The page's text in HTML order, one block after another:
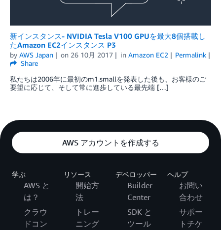
新インスタンス- NVIDIA Tesla V100 GPUを最大8個搭載し
たAmazon EC2インスタンス P3
by AWS Japan on 26 10月 2017 in Amazon EC2
Permalink
Share
私たちは2006年に最初のm1.smallを発表した後も、お客様のご
要望に応じて、そして常に進歩している最先端 […]
AWS アカウントを作成する
学ぶ
AWS と
は？
クラウ
ドコン
リソース
開始方
法
トレー
ニング
デベロッパー
Builder
Center
SDK と
ツール
ヘルプ
お問い
合わせ
サポー
トチケ